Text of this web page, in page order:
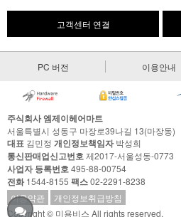
고객센터 연결
PC 버전 이용안내
주식회사 엠제이헤어마트
서울특별시 성동구 마장로39나길 13(마장동)
대표 김민정 개인정보책임자박성희
통신판매업신고번호제2017-서울성동-0773
사업자 등록번호495-88-00754
전화1544-8155 팩스02-2291-8238
이용약관
개인정보취급방침
Copyright © 미용비스 All rights reserved.